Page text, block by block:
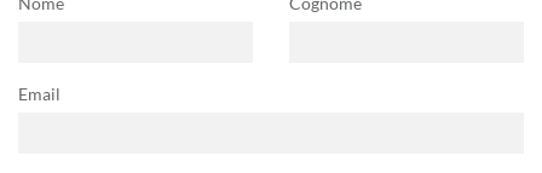
Email